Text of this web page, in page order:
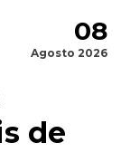
08
Agosto 2026
de